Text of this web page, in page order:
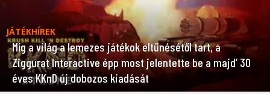
JÁTÉKHÍREK
Míg a világ a lemezes játékok eltűnésétől tart, a
Ziggurat Interactive épp most jelentette be a majd’ 30
éves KKnD új dobozos kiadását